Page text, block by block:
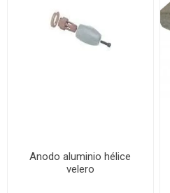
Anodo aluminio hélice
velero